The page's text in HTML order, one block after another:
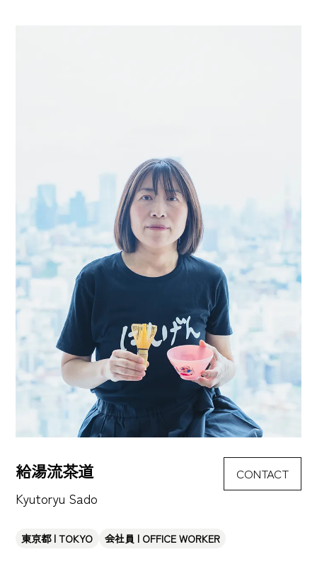
給湯流茶道
Kyutoryu Sado
東京都 | TOKYO 会社員 | OFFICE WORKER
CONTACT